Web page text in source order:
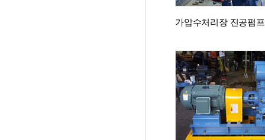
가압수처리장 진공펌프